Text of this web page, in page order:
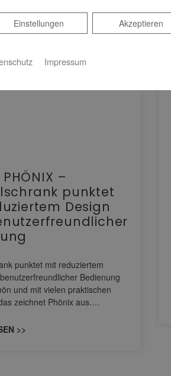
PHÖNIX –
punktet
Design
punktet mit reduziertem
Bedienung
und mit vielen praktischen
zeichnet Phönix aus.…
>>
Akzeptieren
Einstellungen
Impressum